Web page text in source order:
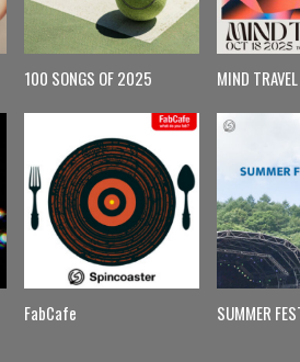
100 SONGS OF 2025
FabCafe
MIND TRAVEL
SUMMER